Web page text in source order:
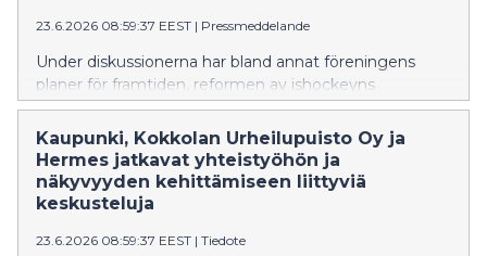
23.6.2026 08:59:37 EEST | Pressmeddelande
Under diskussionerna har bland annat föreningens
planer för framtiden, reformen av ishockeyns
seriesystem och de möjligheter den för med sig för
utveckling av Hermes verksamhet behandlats.
Kaupunki, Kokkolan Urheilupuisto Oy ja
Hermes jatkavat yhteistyöhön ja
näkyvyyden kehittämiseen liittyviä
keskusteluja
23.6.2026 08:59:37 EEST | Tiedote